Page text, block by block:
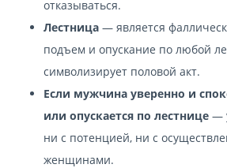
отказываться.
Лестница — является
подъем и опускание по любой
символизирует половой акт.
Если мужчина уверенно и
или опускается по лестнице —
ни с потенцией, ни с
женщинами.